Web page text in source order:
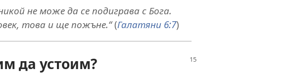
не може да се подиграва с Бога.
това и ще пожъне.“(Галатяни 6:7)
да устоим?